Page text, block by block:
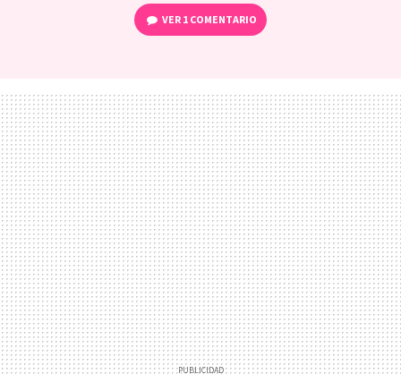
VER 1 COMENTARIO